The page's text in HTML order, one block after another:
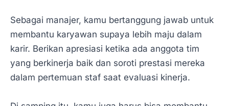
Sebagai manajer, kamu bertanggung jawab untuk
membantu karyawan supaya lebih maju dalam
karir. Berikan apresiasi ketika ada anggota tim
yang berkinerja baik dan soroti prestasi mereka
dalam pertemuan staf saat evaluasi kinerja.